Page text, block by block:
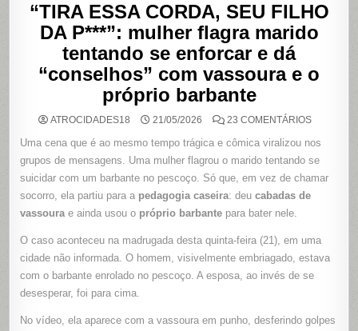
“TIRA ESSA CORDA, SEU FILHO
DA P***”: mulher flagra marido
tentando se enforcar e dá
“conselhos” com vassoura e o
próprio barbante
ATROCIDADES18 21/05/2026 23 COMENTÁRIOSEM
ESSA
CORDA,
SEU
FILHO
DA
E
DÁ
COM
PRÓPRIO
Uma cena que é ao mesmo tempo trágica e cômica viralizou nos
grupos de mensagens. Uma mulher flagrou o marido tentando se
suicidar com um barbante no pescoço. Só que, em vez de chamar
socorro, ela partiu para a pedagogia caseira: deucabadas de
vassourae ainda usou o próprio barbante para bater nele.
O caso aconteceu na madrugada desta quinta-feira (21), em uma
cidade não informada. O homem, visivelmente embriagado, estava
com o barbante enrolado no pescoço. A esposa, ao invés de se
desesperar, foi para cima.
No vídeo, ela aparece com a vassoura em punho, desferindo golpes